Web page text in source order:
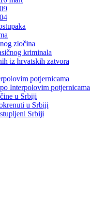
zločina
kriminala
iz hrvatskih zatvora
potjernicama
Interpolovim potjernicama
u Srbiji
u Srbiji
Srbiji